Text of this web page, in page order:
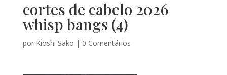
cortes de cabelo 2026
whisp bangs (4)
por Kioshi Sako | 0 Comentários